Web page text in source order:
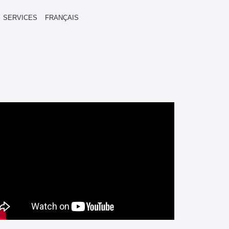
SERVICES FRANÇAIS